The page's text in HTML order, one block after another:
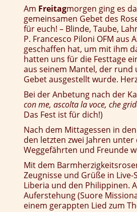
Am Freitagmorgen ging es
gemeinsamen Gebet des
für euch! – Blinde, Taube,
P. Francesco Piloni OFM
geschaffen hat, um mit ihm
hatten uns für die Festtage
aus seinem Mantel, der rund
Gebet ausgestellt wurde.
Bei der Anbetung nach der
con me, ascolta la voce, che
Das Fest ist für dich!)
Nach dem Mittagessen in
den letzten zwei Jahren
Weggefährten und Freunde
Mit dem
Zeugnisse und Grüße in
Liberia und den Philippinen.
Auferstehung (Suore
einem gerappten Lied zum